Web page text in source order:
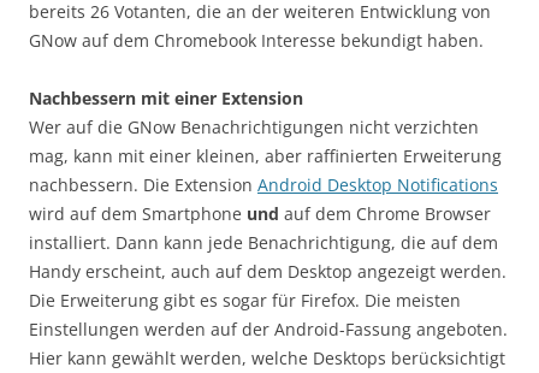
bereits 26 Votanten, die an der weiteren Entwicklung von
GNow auf dem Chromebook Interesse bekundigt haben.
Nachbessern mit einer Extension
Wer auf die GNow Benachrichtigungen nicht verzichten
mag, kann mit einer kleinen, aber raffinierten Erweiterung
nachbessern. Die Extension Android Desktop Notifications
wird auf dem Smartphone und auf dem Chrome Browser
installiert. Dann kann jede Benachrichtigung, die auf dem
Handy erscheint, auch auf dem Desktop angezeigt werden.
Die Erweiterung gibt es sogar für Firefox. Die meisten
Einstellungen werden auf der Android-Fassung angeboten.
Hier kann gewählt werden, welche Desktops berücksichtigt